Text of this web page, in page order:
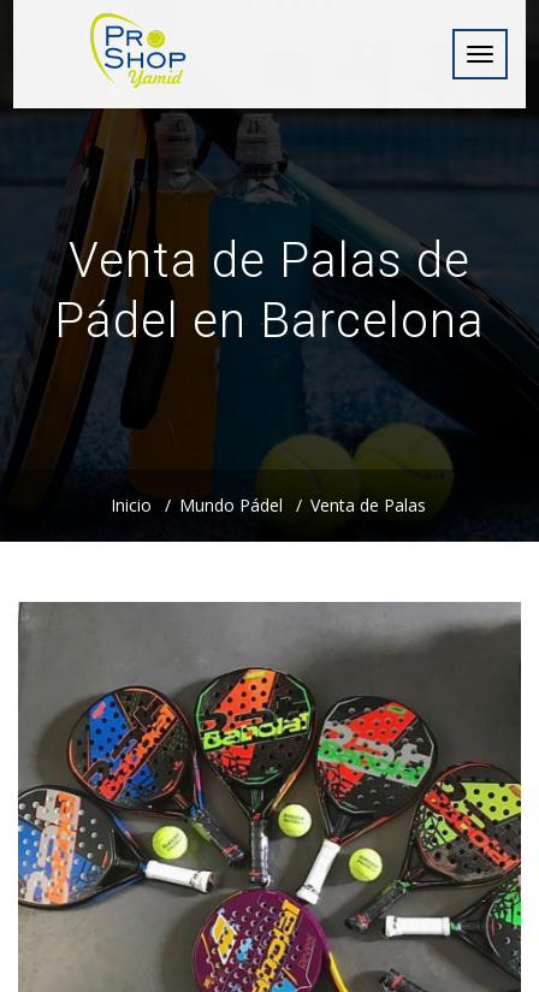
de
palanca
Venta de Palas de
Pádel en Barcelona
Inicio Mundo Pádel Venta de Palas